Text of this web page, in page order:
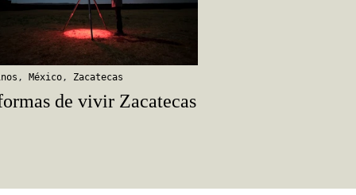
, México, Zacatecas
de vivir Zacatecas